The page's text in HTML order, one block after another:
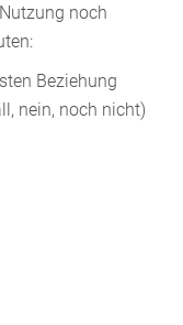
noch
Beziehung
nein, noch nicht)